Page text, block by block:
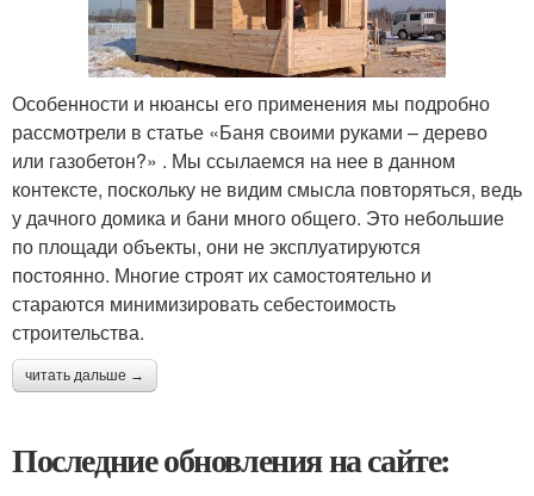
Особенности и нюансы его применения мы подробно
рассмотрели в статье «Баня своими руками – дерево
или газобетон?» . Мы ссылаемся на нее в данном
контексте, поскольку не видим смысла повторяться, ведь
у дачного домика и бани много общего. Это небольшие
по площади объекты, они не эксплуатируются
постоянно. Многие строят их самостоятельно и
стараются минимизировать себестоимость
строительства.
читать дальше →
Последние обновления на сайте: